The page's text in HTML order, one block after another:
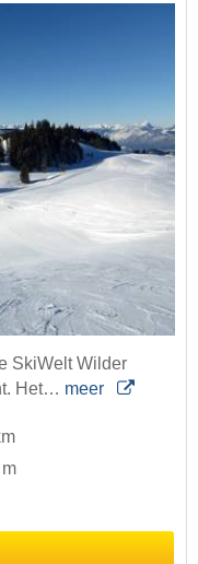
SkiWelt Wilder
Het… meer